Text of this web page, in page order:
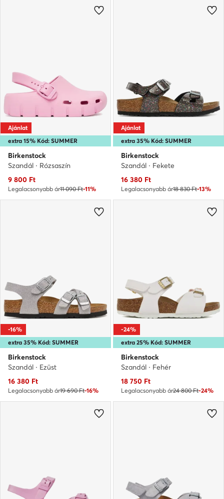
extra 15% Kód: SUMMER
Ajánlat
Birkenstock
Szandál · Rózsaszín
Aktuális ár
9 800 Ft
Legalacsonyabb ár11 090 Ft-11%
extra 35% Kód: SUMMER
Ajánlat
Birkenstock
Szandál · Fekete
Aktuális ár
16 380 Ft
Legalacsonyabb ár18 830 Ft-13%
extra 35% Kód: SUMMER
-16%
Birkenstock
Szandál · Ezüst
Aktuális ár
16 380 Ft
Legalacsonyabb ár19 690 Ft-16%
extra 25% Kód: SUMMER
-24%
Birkenstock
Szandál · Fehér
Aktuális ár
18 750 Ft
Legalacsonyabb ár24 800 Ft-24%